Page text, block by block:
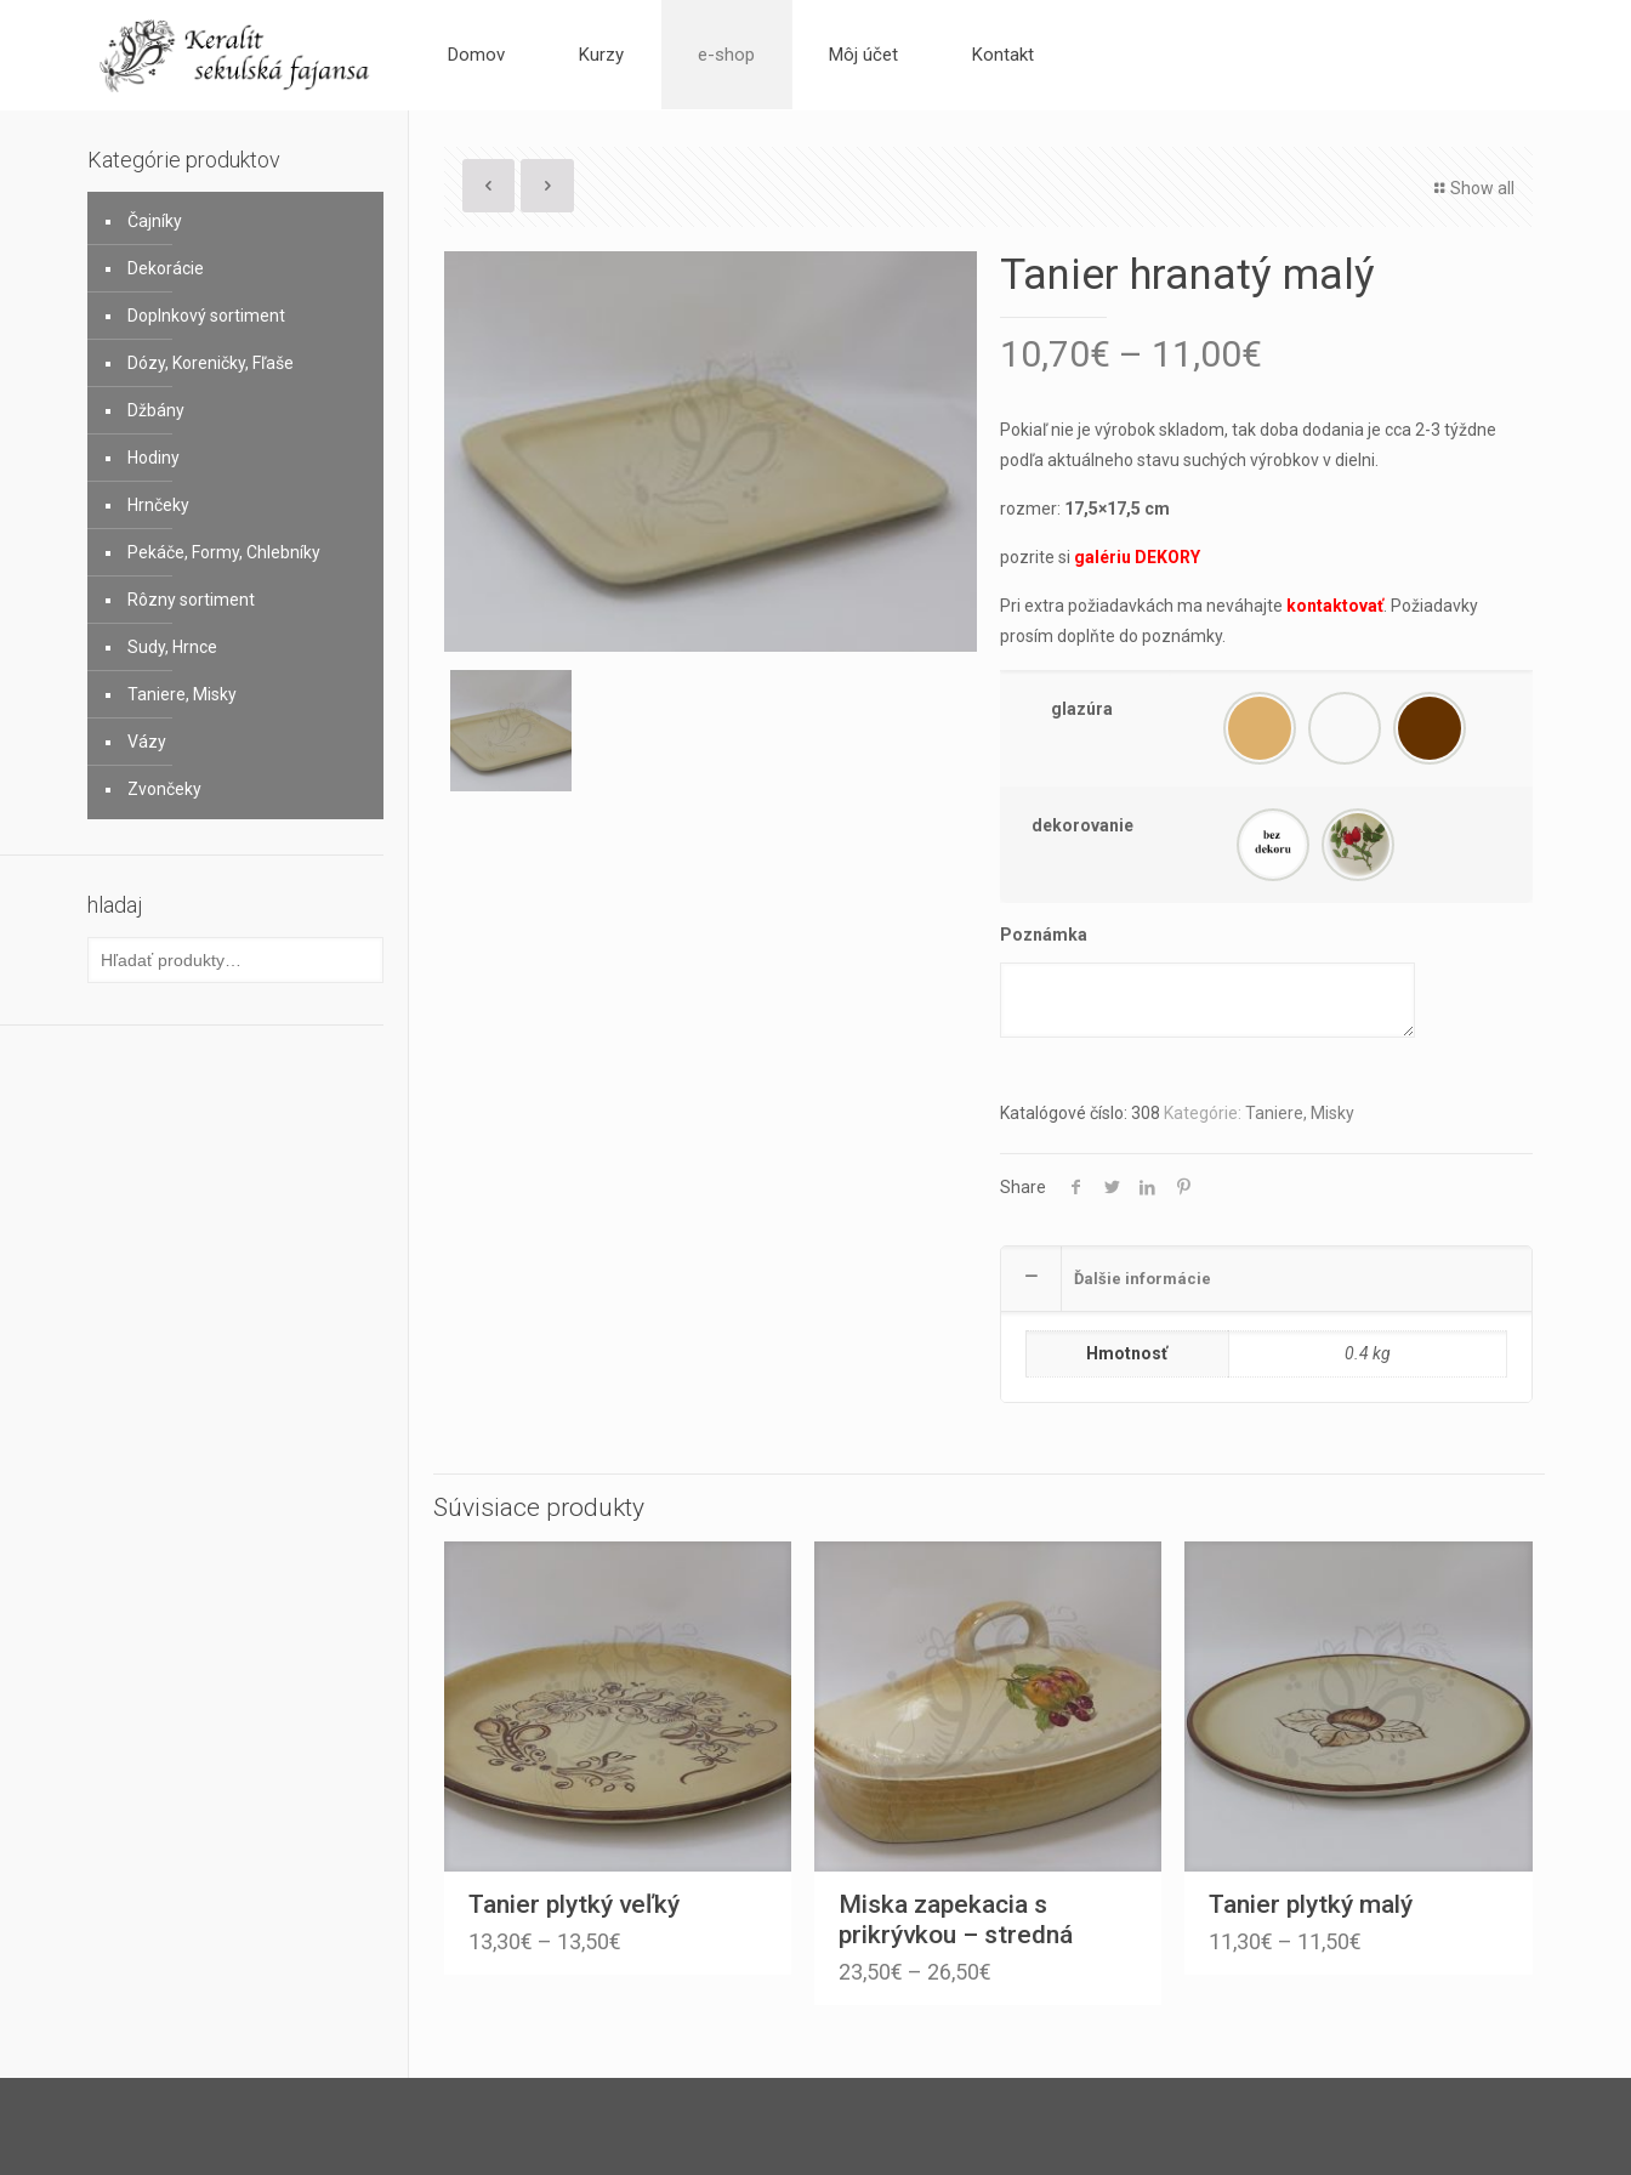
Domov Kurzy e-shop Môj účet Kontakt
Show all
Tanier hranatý malý
10,70€ – 11,00€
Pokiaľ nie je výrobok skladom, tak doba dodania je cca 2-3 týždne
podľa aktuálneho stavu suchých výrobkov v dielni.
rozmer: 17,5×17,5 cm
pozrite si galériu DEKORY
Pri extra požiadavkách ma neváhajte kontaktovať. Požiadavky
prosím doplňte do poznámky.
glazúra
dekorovanie
Poznámka
Katalógové číslo: 308 Kategórie: Taniere, Misky
Share
Ďalšie informácie
Hmotnosť 0.4 kg
Súvisiace produkty
Tanier plytký veľký
13,30€ – 13,50€
Miska zapekacia s
prikrývkou – stredná
23,50€ – 26,50€
Tanier plytký malý
11,30€ – 11,50€
Kategórie produktov
Čajníky
Dekorácie
Doplnkový sortiment
Dózy, Koreničky, Fľaše
Džbány
Hodiny
Hrnčeky
Pekáče, Formy, Chlebníky
Rôzny sortiment
Sudy, Hrnce
Taniere, Misky
Vázy
Zvončeky
hladaj